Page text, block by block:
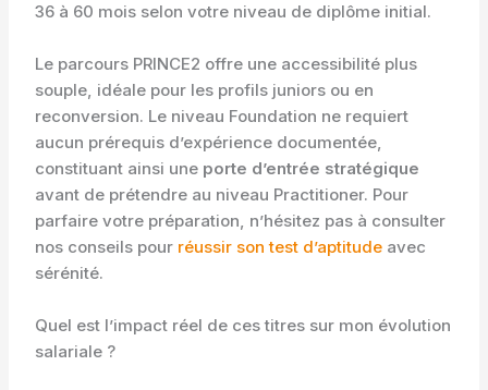
36 à 60 mois selon votre niveau de diplôme initial.
Le parcours PRINCE2 offre une accessibilité plus
souple, idéale pour les profils juniors ou en
reconversion. Le niveau Foundation ne requiert
aucun prérequis d’expérience documentée,
constituant ainsi une porte d’entrée stratégique
avant de prétendre au niveau Practitioner. Pour
parfaire votre préparation, n’hésitez pas à consulter
nos conseils pour réussir son test d’aptitude avec
sérénité.
Quel est l’impact réel de ces titres sur mon évolution
salariale ?